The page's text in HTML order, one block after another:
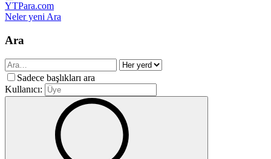
YTPara.com
Neler yeniAra
Ara
Sadece başlıkları ara
Kullanıcı: